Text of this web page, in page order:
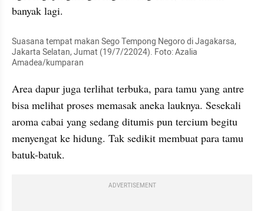
banyak lagi.
Suasana tempat makan Sego Tempong Negoro di Jagakarsa,
Jakarta Selatan, Jumat (19/7/22024). Foto: Azalia
Amadea/kumparan
Area dapur juga terlihat terbuka, para tamu yang antre
bisa melihat proses memasak aneka lauknya. Sesekali
aroma cabai yang sedang ditumis pun tercium begitu
menyengat ke hidung. Tak sedikit membuat para tamu
batuk-batuk.
ADVERTISEMENT